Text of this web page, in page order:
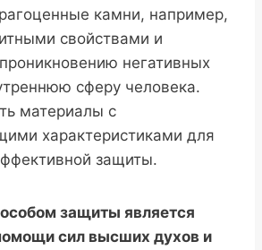
камни, например,
свойствами и
негативных
сферу человека.
материалы с
характеристиками для
защиты.
защиты является
сил высших духов и